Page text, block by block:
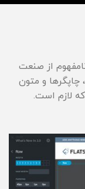
از صنعت
چاپگرها و متون
لازم است.